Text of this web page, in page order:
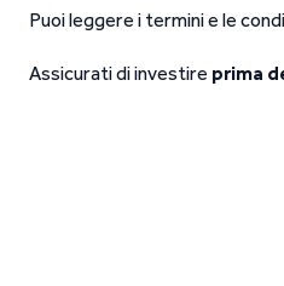
Puoi leggere i termini e le
Assicurati di investire prima